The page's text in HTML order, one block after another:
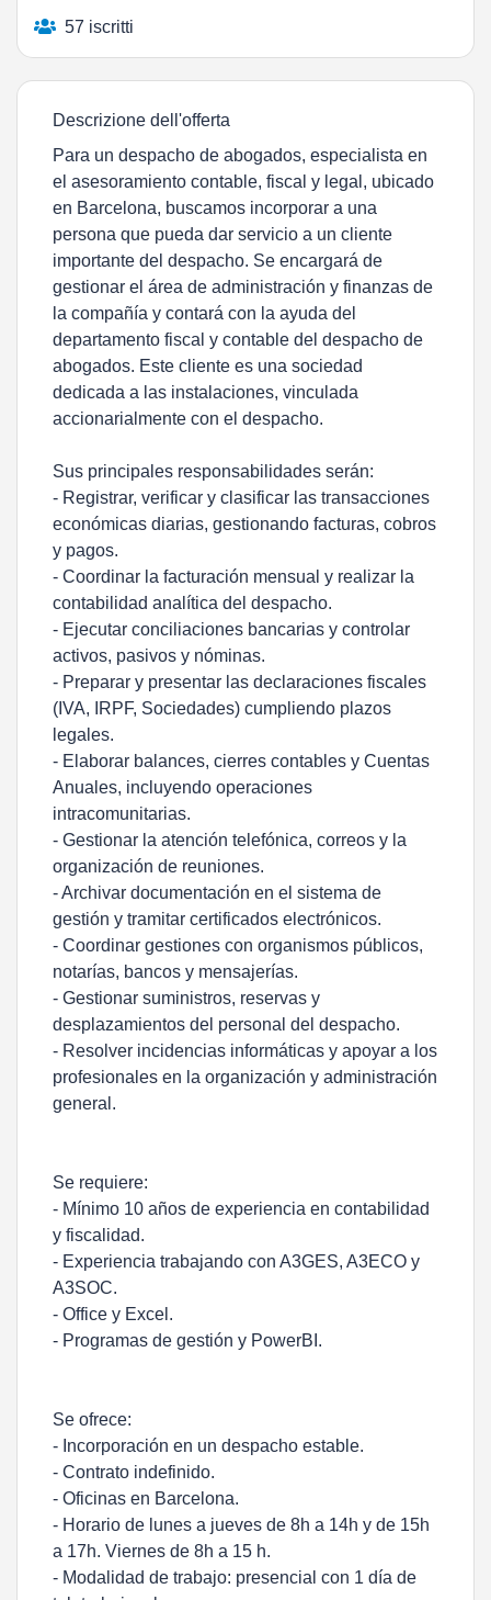
57 iscritti
Descrizione dell'offerta
Para un despacho de abogados, especialista en
el asesoramiento contable, fiscal y legal, ubicado
en Barcelona, buscamos incorporar a una
persona que pueda dar servicio a un cliente
importante del despacho. Se encargará de
gestionar el área de administración y finanzas de
la compañía y contará con la ayuda del
departamento fiscal y contable del despacho de
abogados. Este cliente es una sociedad
dedicada a las instalaciones, vinculada
accionarialmente con el despacho.
Sus principales responsabilidades serán:
- Registrar, verificar y clasificar las transacciones
económicas diarias, gestionando facturas, cobros
y pagos.
- Coordinar la facturación mensual y realizar la
contabilidad analítica del despacho.
- Ejecutar conciliaciones bancarias y controlar
activos, pasivos y nóminas.
- Preparar y presentar las declaraciones fiscales
(IVA, IRPF, Sociedades) cumpliendo plazos
legales.
- Elaborar balances, cierres contables y Cuentas
Anuales, incluyendo operaciones
intracomunitarias.
- Gestionar la atención telefónica, correos y la
organización de reuniones.
- Archivar documentación en el sistema de
gestión y tramitar certificados electrónicos.
- Coordinar gestiones con organismos públicos,
notarías, bancos y mensajerías.
- Gestionar suministros, reservas y
desplazamientos del personal del despacho.
- Resolver incidencias informáticas y apoyar a los
profesionales en la organización y administración
general.
Se requiere:
- Mínimo 10 años de experiencia en contabilidad
y fiscalidad.
- Experiencia trabajando con A3GES, A3ECO y
A3SOC.
- Office y Excel.
- Programas de gestión y PowerBI.
Se ofrece:
- Incorporación en un despacho estable.
- Contrato indefinido.
- Oficinas en Barcelona.
- Horario de lunes a jueves de 8h a 14h y de 15h
a 17h. Viernes de 8h a 15 h.
- Modalidad de trabajo: presencial con 1 día de